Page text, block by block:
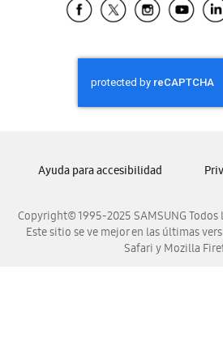
Samsung El
Samsung
Samsung
Samsung
Samsung
Copyright© 1995-2025 SAMSUNG Todos
Este sitio se ve mejor en las últimas
Safari y Mozilla
Ayuda para accesibilidad